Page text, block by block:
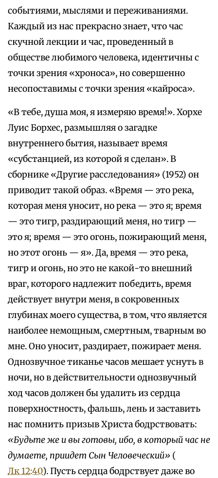
событиями, мыслями и переживаниями.
Каждый из нас прекрасно знает, что час
скучной лекции и час, проведенный в
обществе любимого человека, идентичны с
точки зрения «хроноса», но совершенно
несопоставимы с точки зрения «кайроса».
«В тебе, душа моя, я измеряю время!». Хорхе
Луис Борхес, размышляя о загадке
внутреннего бытия, называет время
«субстанцией, из которой я сделан». В
сборнике «Другие расследования» (1952) он
приводит такой образ. «Время — это река,
которая меня уносит, но река — это я; время
— это тигр, раздирающий меня, но тигр —
это я; время — это огонь, пожирающий меня,
но этот огонь — я». Да, время — это река,
тигр и огонь, но это не какой-то внешний
враг, которого надлежит победить, время
действует внутри меня, в сокровенных
глубинах моего существа, в том, что является
наиболее немощным, смертным, тварным во
мне. Оно уносит, раздирает, пожирает меня.
Однозвучное тиканье часов мешает уснуть в
ночи, но в действительности однозвучный
ход часов должен бы удалить из сердца
поверхностность, фальшь, лень и заставить
нас помнить призыв Христа бодрствовать:
«Будьте же и вы готовы, ибо, в который час не
думаете, приидет Сын Человеческий» (
Лк 12:40). Пусть сердца бодрствует даже во